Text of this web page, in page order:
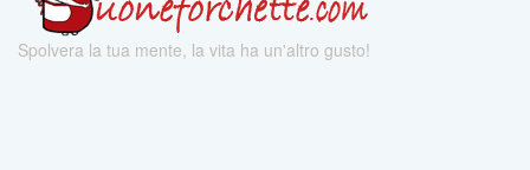
Spolvera la tua mente, la vita ha un'altro gusto!